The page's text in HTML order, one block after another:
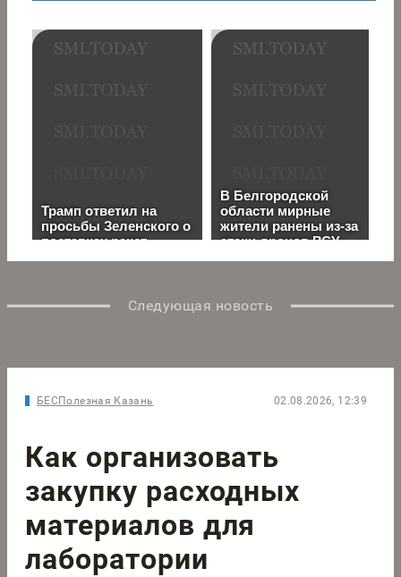
Следующая новость
БЕСПолезная Казань 02.08.2026, 12:39
Как организовать
закупку расходных
материалов для
лаборатории